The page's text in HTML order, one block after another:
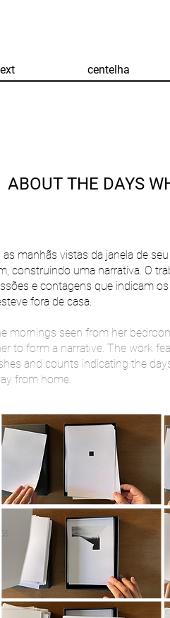
centelha
ABOUT THE DAYS
manhãs vistas da janela de
construindo uma narrativa. O
e contagens que indicam
fora de casa.
mornings seen from her
to form a narrative. The work
and counts indicating the
from home.